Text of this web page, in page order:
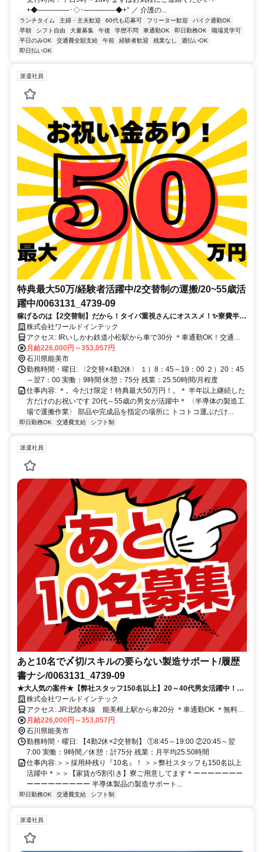
+◆──────･◇･──────◆+° ／ 介護の...
ランチタイム 主婦・主夫歓迎 60代も応募可 フリーター歓迎
バイク通勤OK
早朝
シフト自由 大量募集 午後 学歴不問 車通勤OK 即日勤務OK
職場見学可
平日のみOK
交通費全額支給 午前 経験者歓迎 残業なし
週払いOK
即日払いOK
派遣社員
特典最大50万/経験者活躍中/2交替制の運搬/20~55歳活
躍中/0063131_4739-09
稼げるのは【2交替制】だから！タイパ重視さんにオススメ！✨寮費半額
補助＊カップル・友人応募OK＊無料送迎＊
株式会社ワールドインテック
アクセス: IRいしかわ鉄道小松駅から車で30分 ＊車通勤OK！交通費
規定支給 ＊野々市市内に社宅あり（半額補助あり） ＊社宅～工場ま
での無料送迎あり 金沢市/野々市市/白山市/能美市/小松市 などの近隣
エリアから通勤している方もいます。
月給226,000円～353,057円
石川県能美市
勤務時間・曜日: 〈2交替×4勤2休〉 １）8：45～19：00 ２）20：45
～翌7：00 実働：9時間 休憩：75分 残業：25.50時間/月程度
仕事内容: ＊。今だけ限定！特典最大50万円！。＊ 半年以上継続した
方だけのお祝いです 20代～55歳の男女が活躍中＊ 〈半導体の製造工
場で運搬作業〉 部品や完成品を指定の場所に トコトコ運ぶだけ...
即日勤務OK 交通費支給 シフト制
派遣社員
あと10名で〆切/スキルの要らない製造サポート/履歴
書ナシ/0063131_4739-09
★大人気の案件★【弊社スタッフ150名以上】20～40代男女活躍中！
野々市に住める寮あり◎【2交替制×4勤2休】
株式会社ワールドインテック
アクセス: JR北陸本線 能美根上駅から車20分 ＊車通勤OK ＊無料送
迎バスあり ＊交通費規定支給
月給226,000円～353,057円
石川県能美市
勤務時間・曜日: ​【4勤2休×2交替制】 ①8:45～19:00 ②20:45～翌
7:00 実働：9時間／休憩：計75分 残業：月平均25.50時間
仕事内容: ​＞＞採用枠残り『10名』！ ＞＞弊社スタッフも150名以上
活躍中＊ ​＞＞【家賃が5割引き】寮ご用意してます＊ ​ーーーー​ーーー
ー​ーーーー​ーーーー 半導体製品の製造サポート ​...
即日勤務OK 交通費支給 シフト制
派遣社員